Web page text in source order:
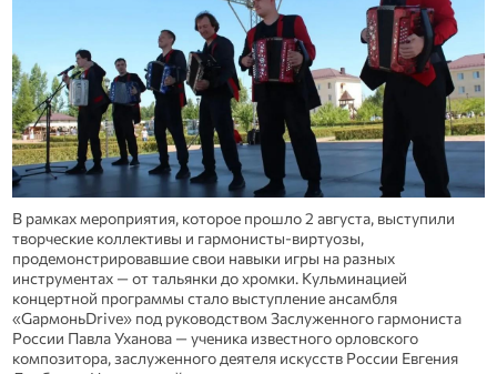
В рамках мероприятия, которое прошло 2 августа, выступили
творческие коллективы и гармонисты-виртуозы,
продемонстрировавшие свои навыки игры на разных
инструментах — от тальянки до хромки. Кульминацией
концертной программы стало выступление ансамбля
«GармоньDrive» под руководством Заслуженного гармониста
России Павла Уханова — ученика известного орловского
композитора, заслуженного деятеля искусств России Евгения